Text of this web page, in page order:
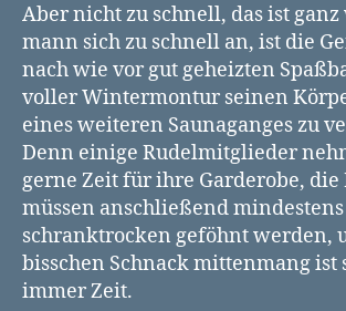
Aber nicht zu schnell, das ist
mann sich zu schnell an, ist die
nach wie vor gut geheizten
voller Wintermontur seinen
eines weiteren Saunaganges zu
Denn einige Rudelmitglieder
gerne Zeit für ihre Garderobe, die
müssen anschließend mindestens
schranktrocken geföhnt werden,
bisschen Schnack mittenmang ist
immer Zeit.